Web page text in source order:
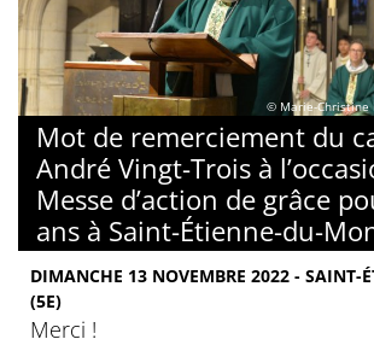
© Marie-Christine
Mot de remerciement du
André Vingt-Trois à
Messe d’action de grâce
ans à Saint-Étienne-du-
DIMANCHE 13 NOVEMBRE 2022 - SAINT-
(5E)
Merci !